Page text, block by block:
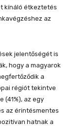
kínáló étkeztetés
az
jelentőségét is
hogy a magyarok
a
régiót tekintve
(41%), az egy
az érintésmentes
hatnak a